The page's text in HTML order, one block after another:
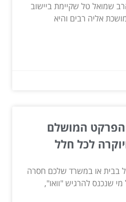
שמואל טל שקיימת ביישוב
אליה רבים והיא
הפרקט המושלם
לכל חלל
בבית או במשרד שלכם חסרה
שנכנס להרגיש "וואו",